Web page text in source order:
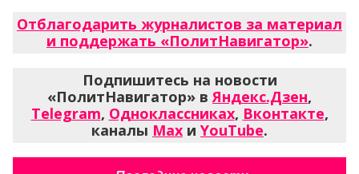
Отблагодарить журналистов за материал
и поддержать «ПолитНавигатор».
Подпишитесь на новости
«ПолитНавигатор» вЯндекс.Дзен,
Telegram, Одноклассниках, Вконтакте,
каналы Max и YouTube.